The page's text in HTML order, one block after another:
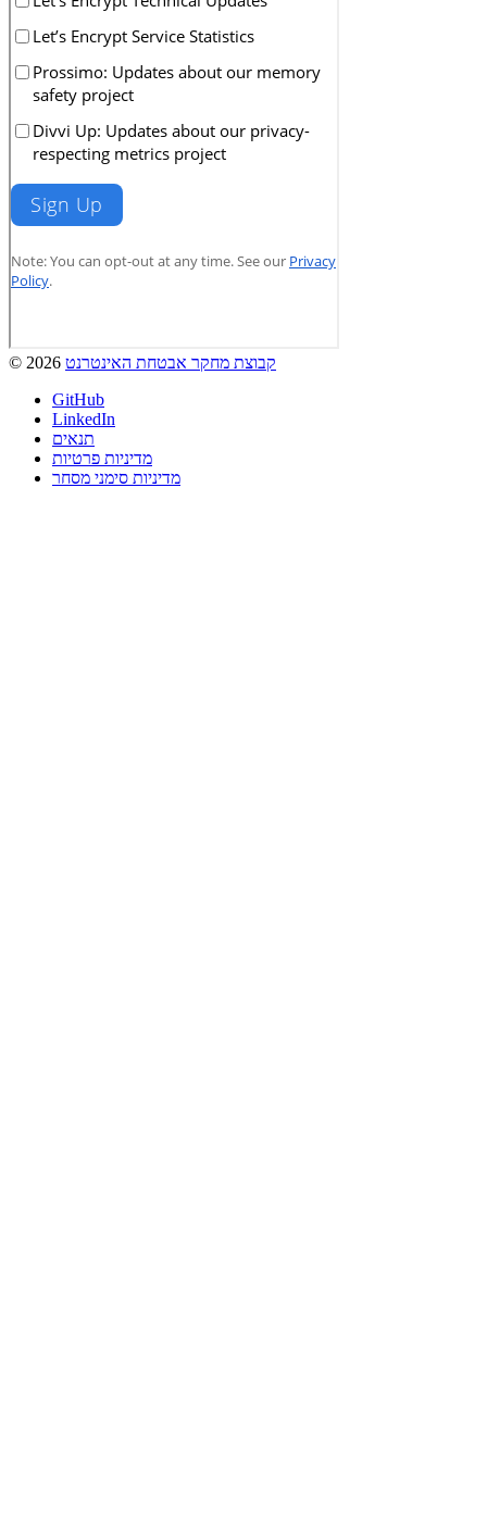
© 2026 קבוצת מחקר אבטחת האינטרנט
GitHub
LinkedIn
תנאים
מדיניות פרטיות
מדיניות סימני מסחר